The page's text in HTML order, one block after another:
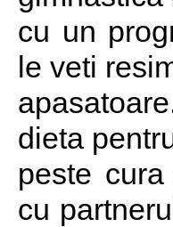
cu un
le veti
dieta
peste
cu